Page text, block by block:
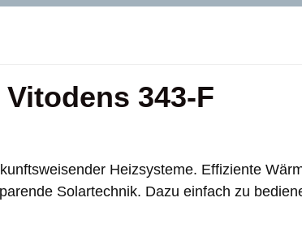
343-F
Heizsysteme. Effiziente
Solartechnik. Dazu einfach zu